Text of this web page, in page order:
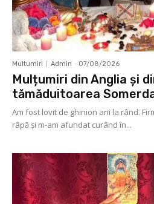
Multumiri Admin - 07/08/2026
Mulțumiri din Anglia și
tămăduitoarea
Am fost lovit de ghinion ani la rând.
râpă şi m-am afundat curând în...